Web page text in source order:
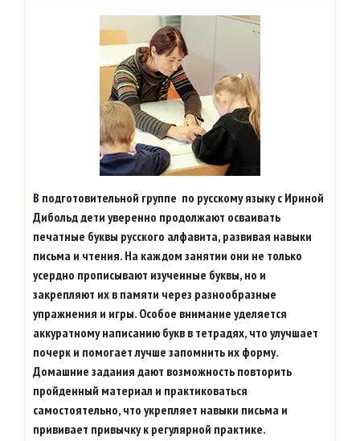
В подготовительной группе по русскому языку с Ириной
Дибольд дети уверенно продолжают осваивать
печатные буквы русского алфавита, развивая навыки
письма и чтения. На каждом занятии они не только
усердно прописывают изученные буквы, но и
закрепляют их в памяти через разнообразные
упражнения и игры. Особое внимание уделяется
аккуратному написанию букв в тетрадях, что улучшает
почерк и помогает лучше запомнить их форму.
Домашние задания дают возможность повторить
пройденный материал и практиковаться
самостоятельно, что укрепляет навыки письма и
прививает привычку к регулярной практике.